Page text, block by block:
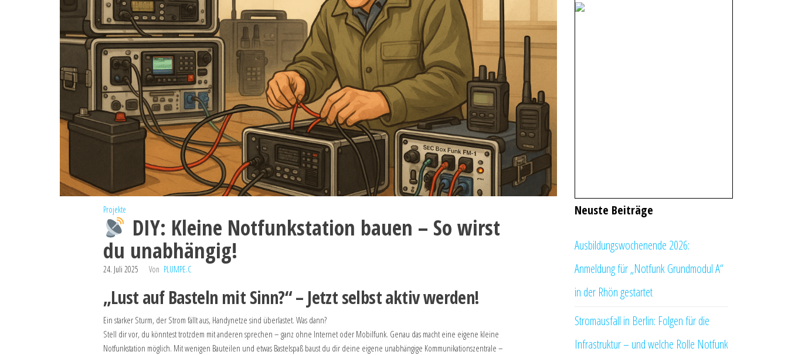
Projekte
DIY: Kleine Notfunkstation bauen – So wirst
du unabhängig!
24. Juli 2025 Von PLUMPE.C
„Lust auf Basteln mit Sinn?“ – Jetzt selbst aktiv werden!
Ein starker Sturm, der Strom fällt aus, Handynetze sind überlastet. Was dann?
Stell dir vor, du könntest trotzdem mit anderen sprechen – ganz ohne Internet oder Mobilfunk. Genau das macht eine eigene kleine
Notfunkstation möglich. Mit wenigen Bauteilen und etwas Bastelspaß baust du dir deine eigene unabhängige Kommunikationszentrale –
Neuste Beiträge
Ausbildungswochenende 2026:
Anmeldung für „Notfunk Grundmodul A“
in der Rhön gestartet
Stromausfall in Berlin: Folgen für die
Infrastruktur – und welche Rolle Notfunk